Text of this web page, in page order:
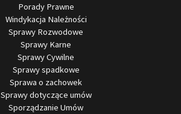
Porady Prawne
Windykacja Należności
Sprawy Rozwodowe
Sprawy Karne
Sprawy Cywilne
Sprawy spadkowe
Sprawa o zachowek
Sprawy dotyczące umów
Sporządzanie Umów